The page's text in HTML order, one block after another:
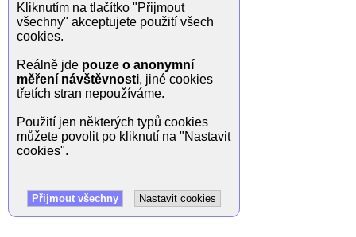
Kliknutím na tlačítko "Přijmout
všechny" akceptujete použití všech
cookies.
Reálně jde pouze o anonymní
měření návštěvnosti, jiné cookies
třetích stran nepoužíváme.
Použití jen některých typů cookies
můžete povolit po kliknutí na "Nastavit
cookies".
Přijmout všechny Nastavit cookies